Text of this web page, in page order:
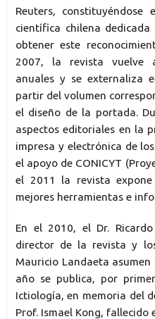
Reuters,
científica chilena
obtener este
2007, la revista vuelve
anuales y se externaliza
partir del volumen
el diseño de la portada.
aspectos editoriales en la
impresa y electrónica de
el apoyo de CONICYT
el 2011 la revista
mejores herramientas e
En el 2010, el Dr.
director de la revista y
Mauricio Landaeta asumen
año se publica, por
Ictiología, en memoria del
Prof. Ismael Kong, fallecido